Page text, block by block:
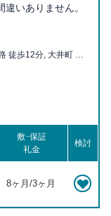
いありません。
徒歩12分, 大井町 徒
歩17分, 品川 徒歩
敷･保証
礼金
検討
8ヶ月/3ヶ月